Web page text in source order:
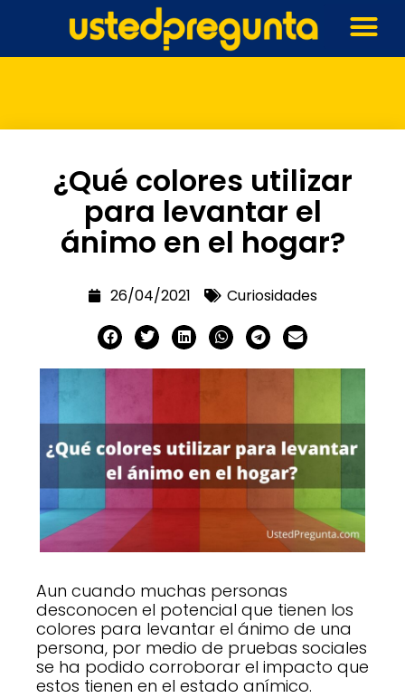
¿Qué colores utilizar
para levantar el
ánimo en el hogar?
26/04/2021 Curiosidades
Aun cuando muchas personas
desconocen el potencial que tienen los
colores para levantar el ánimo de una
persona, por medio de pruebas sociales
se ha podido corroborar el impacto que
estos tienen en el estado anímico.